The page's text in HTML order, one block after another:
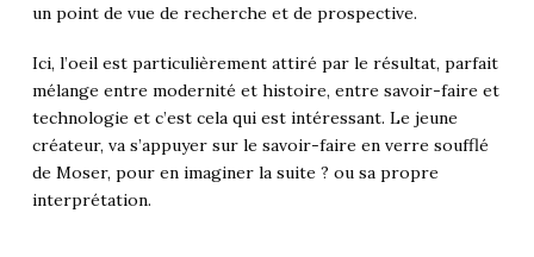
un point de vue de recherche et de prospective.
Ici, l’oeil est particulièrement attiré par le résultat, parfait
mélange entre modernité et histoire, entre savoir-faire et
technologie et c’est cela qui est intéressant. Le jeune
créateur, va s’appuyer sur le savoir-faire en verre soufflé
de Moser, pour en imaginer la suite ? ou sa propre
interprétation.